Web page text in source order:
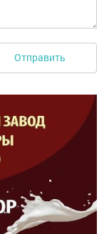
Отправить